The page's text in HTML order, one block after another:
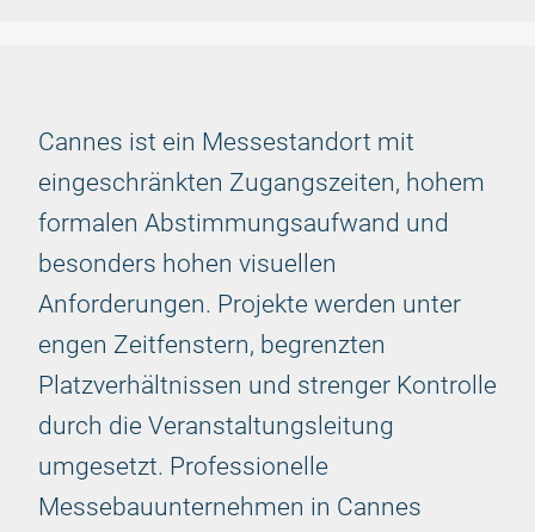
Cannes ist ein Messestandort mit
eingeschränkten Zugangszeiten, hohem
formalen Abstimmungsaufwand und
besonders hohen visuellen
Anforderungen. Projekte werden unter
engen Zeitfenstern, begrenzten
Platzverhältnissen und strenger Kontrolle
durch die Veranstaltungsleitung
umgesetzt. Professionelle
Messebauunternehmen in Cannes